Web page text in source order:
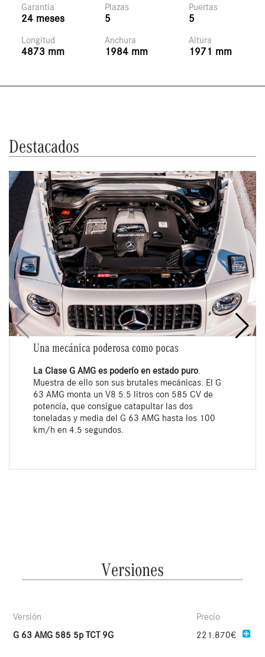
Garantía
24 meses
Plazas
5
Puertas
5
Longitud
4873 mm
Anchura
1984 mm
Altura
1971 mm
Destacados
Una mecánica poderosa como pocas
La Clase G AMG es poderío en estado puro
Muestra de ello son sus brutales mecánicas. El G
63 AMG monta un V8 5.5 litros con 585 CV de
potencia, que consigue catapultar las dos
toneladas y media del G 63 AMG hasta los 100
km/h en 4.5 segundos.
Versiones
Versión
Precio
G 63 AMG 585 5p TCT 9G
221.870€